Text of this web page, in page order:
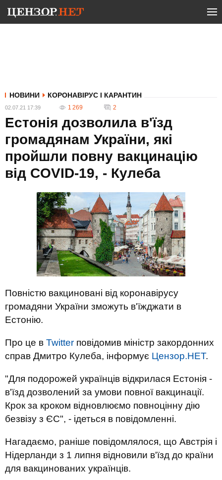
НОВИНИ КОРОНАВІРУС І КАРАНТИН
02.07.21 17:39 1 269 2
Естонія дозволила в'їзд
громадянам України, які
пройшли повну вакцинацію
від COVID-19, - Кулеба
Повністю вакциновані від коронавірусу
громадяни України зможуть в'їжджати в
Естонію.
Про це в Twitter повідомив міністр закордонних
справ Дмитро Кулеба, інформує Цензор.НЕТ.
"Для подорожей українців відкрилася Естонія -
в'їзд дозволений за умови повної вакцинації.
Крок за кроком відновлюємо повноцінну дію
безвізу з ЄС", - ідеться в повідомленні.
Нагадаємо, раніше повідомлялося, що Австрія і
Нідерланди з 1 липня відновили в'їзд до країни
для вакцинованих українців.